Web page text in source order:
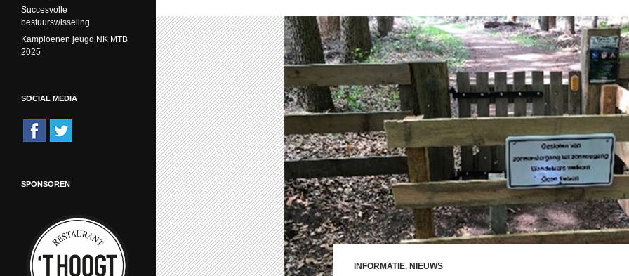
INFORMATIE, NIEUWS
Succesvolle
bestuurswisseling
Kampioenen jeugd NK MTB
2025
SOCIAL MEDIA
SPONSOREN